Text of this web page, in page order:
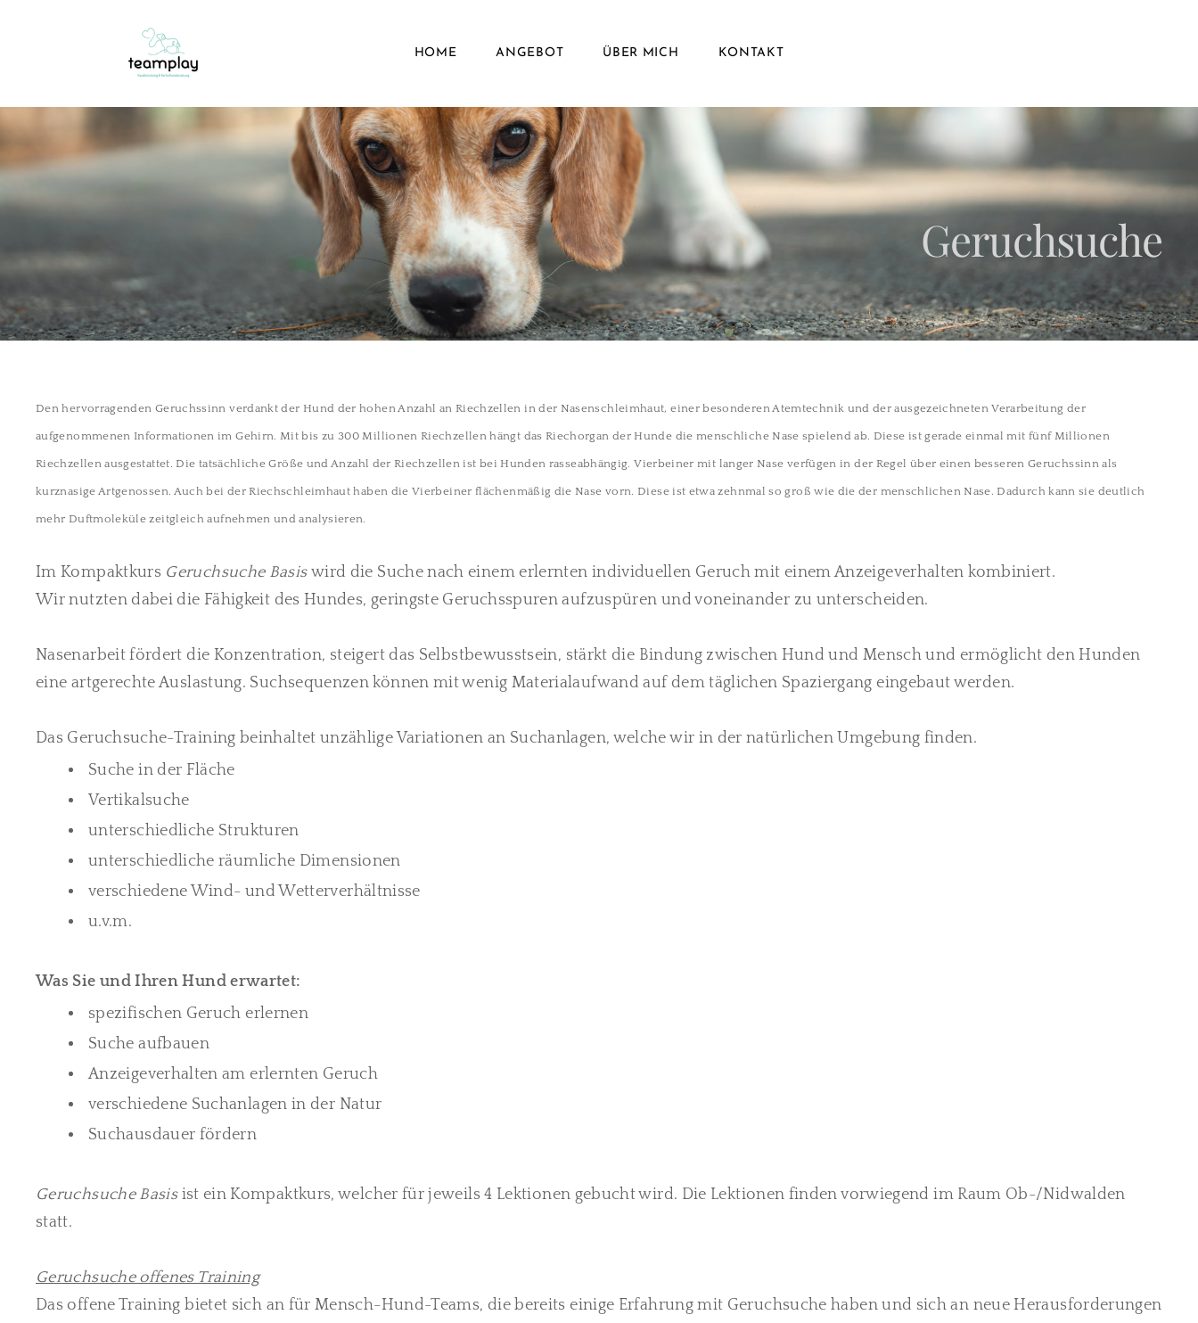
HOME ANGEBOT ÜBER MICH KONTAKT
Geruchsuche
Den hervorragenden Geruchssinn verdankt der Hund der hohen Anzahl an Riechzellen in der Nasenschleimhaut, einer besonderen Atemtechnik und der ausgezeichneten Verarbeitung der
aufgenommenen Informationen im Gehirn. Mit bis zu 300 Millionen Riechzellen hängt das Riechorgan der Hunde die menschliche Nase spielend ab. Diese ist gerade einmal mit fünf Millionen
Riechzellen ausgestattet. Die tatsächliche Größe und Anzahl der Riechzellen ist bei Hunden rasseabhängig. Vierbeiner mit langer Nase verfügen in der Regel über einen besseren Geruchssinn als
kurznasige Artgenossen. Auch bei der Riechschleimhaut haben die Vierbeiner flächenmäßig die Nase vorn. Diese ist etwa zehnmal so groß wie die der menschlichen Nase. Dadurch kann sie deutlich
mehr Duftmoleküle zeitgleich aufnehmen und analysieren.
Im Kompaktkurs Geruchsuche Basis wird die Suche nach einem erlernten individuellen Geruch mit einem Anzeigeverhalten kombiniert.
Wir nutzten dabei die Fähigkeit des Hundes, geringste Geruchsspuren aufzuspüren und voneinander zu unterscheiden.
Nasenarbeit fördert die Konzentration, steigert das Selbstbewusstsein, stärkt die Bindung zwischen Hund und Mensch und ermöglicht den Hunden
eine artgerechte Auslastung. Suchsequenzen können mit wenig Materialaufwand auf dem täglichen Spaziergang eingebaut werden.
Das Geruchsuche-Training beinhaltet unzählige Variationen an Suchanlagen, welche wir in der natürlichen Umgebung finden.
Suche in der Fläche
Vertikalsuche
unterschiedliche Strukturen
unterschiedliche räumliche Dimensionen
verschiedene Wind- und Wetterverhältnisse
u.v.m.
Was Sie und Ihren Hund erwartet:
spezifischen Geruch erlernen
Suche aufbauen
Anzeigeverhalten am erlernten Geruch
verschiedene Suchanlagen in der Natur
Suchausdauer fördern
Geruchsuche Basis ist ein Kompaktkurs, welcher für jeweils 4 Lektionen gebucht wird. Die Lektionen finden vorwiegend im Raum Ob-/Nidwalden
statt.
Geruchsuche offenes Training
Das offene Training bietet sich an für Mensch-Hund-Teams, die bereits einige Erfahrung mit Geruchsuche haben und sich an neue Herausforderungen